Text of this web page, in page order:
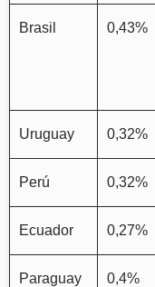
Brasil 0,43%
Uruguay 0,32%
Perú 0,32%
Ecuador 0,27%
Paraguay 0,4%